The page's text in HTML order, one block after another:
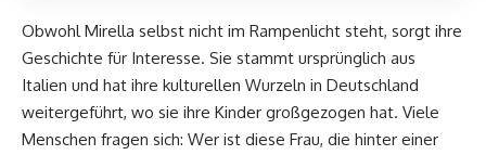
Obwohl Mirella selbst nicht im Rampenlicht steht, sorgt ihre
Geschichte für Interesse. Sie stammt ursprünglich aus
Italien und hat ihre kulturellen Wurzeln in Deutschland
weitergeführt, wo sie ihre Kinder großgezogen hat. Viele
Menschen fragen sich: Wer ist diese Frau, die hinter einer